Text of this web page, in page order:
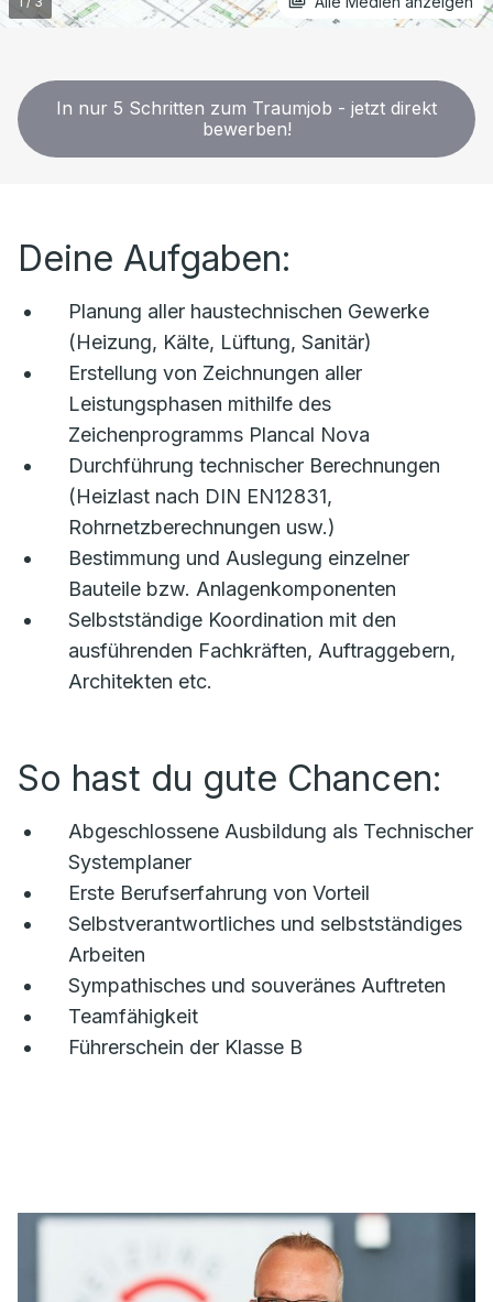
In nur 5 Schritten zum Traumjob - jetzt direkt
bewerben!
Deine Aufgaben:
Planung aller haustechnischen Gewerke
(Heizung, Kälte, Lüftung, Sanitär)
Erstellung von Zeichnungen aller
Leistungsphasen mithilfe des
Zeichenprogramms Plancal Nova
Durchführung technischer Berechnungen
(Heizlast nach DIN EN12831,
Rohrnetzberechnungen usw.)
Bestimmung und Auslegung einzelner
Bauteile bzw. Anlagenkomponenten
Selbstständige Koordination mit den
ausführenden Fachkräften, Auftraggebern,
Architekten etc.
So hast du gute Chancen:
Abgeschlossene Ausbildung als Technischer
Systemplaner
Erste Berufserfahrung von Vorteil
Selbstverantwortliches und selbstständiges
Arbeiten
Sympathisches und souveränes Auftreten
Teamfähigkeit
Führerschein der Klasse B